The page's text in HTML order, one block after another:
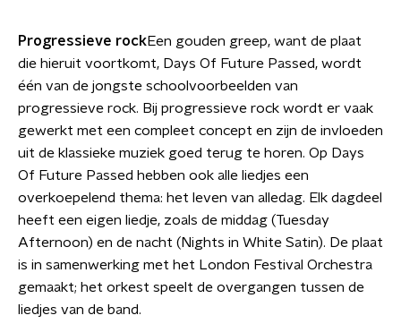
Progressieve rockEen gouden greep, want de plaat
die hieruit voortkomt, Days Of Future Passed, wordt
één van de jongste schoolvoorbeelden van
progressieve rock. Bij progressieve rock wordt er vaak
gewerkt met een compleet concept en zijn de invloeden
uit de klassieke muziek goed terug te horen. Op Days
Of Future Passed hebben ook alle liedjes een
overkoepelend thema: het leven van alledag. Elk dagdeel
heeft een eigen liedje, zoals de middag (Tuesday
Afternoon) en de nacht (Nights in White Satin). De plaat
is in samenwerking met het London Festival Orchestra
gemaakt; het orkest speelt de overgangen tussen de
liedjes van de band.